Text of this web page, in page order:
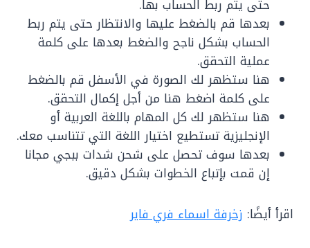
حتى يتم ربط الحساب بها.
بعدها قم بالضغط عليها والانتظار حتى يتم ربط
الحساب بشكل ناجح والضغط بعدها على كلمة
عملية التحقق.
هنا ستظهر لك الصورة في الأسفل قم بالضغط
على كلمة اضغط هنا من أجل إكمال التحقق.
هنا ستظهر لك كل المهام باللغة العربية أو
الإنجليزية تستطيع اختيار اللغة التي تتناسب معك.
بعدها سوف تحصل على شحن شدات ببجي مجانا
إن قمت بإتباع الخطوات بشكل دقيق.
اقرأ أيضًا: زخرفة اسماء فري فاير